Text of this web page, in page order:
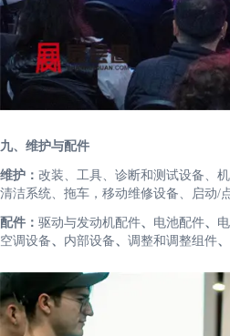
九、维护与配件
维护： 改装、工具、诊断和测试设备、
清洁系统、拖车，移动维修设备、启动/
配件： 驱动与发动机配件、 电池配件、
空调设备、 内部设备、 调整和调整组件、